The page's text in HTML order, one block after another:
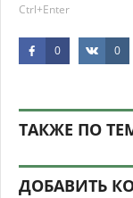
Ctrl+Enter
0 0
ТАКЖЕ ПО
ДОБАВИТЬ